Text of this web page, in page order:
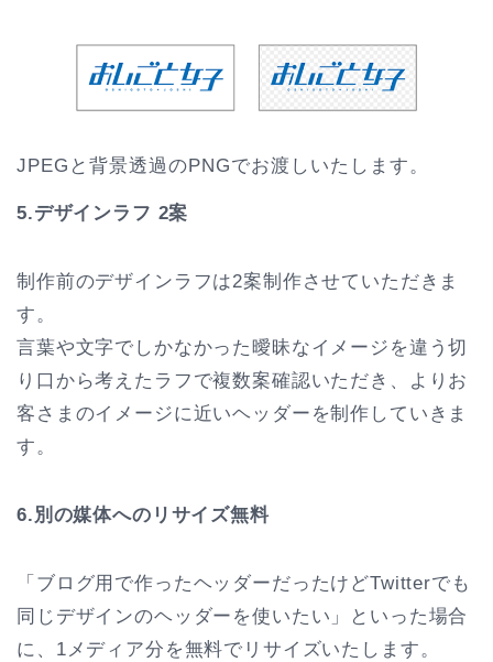
JPEGと背景透過のPNGでお渡しいたします。
5.デザインラフ 2案
制作前のデザインラフは2案制作させていただきま
す。
言葉や文字でしかなかった曖昧なイメージを違う切
り口から考えたラフで複数案確認いただき、よりお
客さまのイメージに近いヘッダーを制作していきま
す。
6.別の媒体へのリサイズ無料
「ブログ用で作ったヘッダーだったけどTwitterでも
同じデザインのヘッダーを使いたい」といった場合
に、1メディア分を無料でリサイズいたします。